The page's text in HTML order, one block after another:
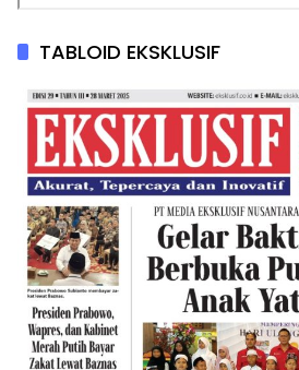
TABLOID EKSKLUSIF